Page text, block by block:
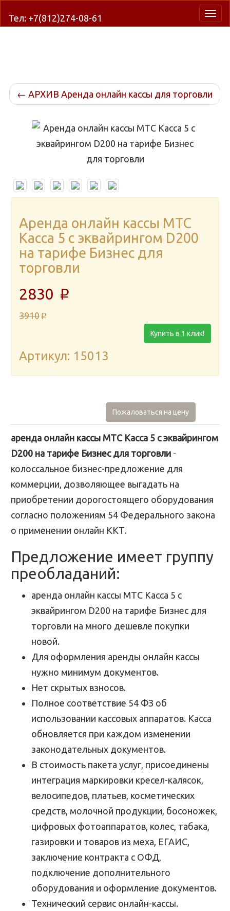
Тел: +7(812)274-08-61
← АРХИВ Аренда онлайн кассы для торговли
Аренда онлайн кассы МТС
Касса 5 с эквайрингом D200
на тарифе Бизнес для
торговли
2830 p
3910 p
Купить в 1 клик!
Артикул: 15013
Пожаловаться на цену
аренда онлайн кассы МТС Касса 5 с эквайрингом
D200 на тарифе Бизнес для торговли -
колоссальное бизнес-предложение для
коммерции, дозволяющее выгадать на
приобретении дорогостоящего оборудования
согласно положениям 54 Федерального закона
о применении онлайн ККТ.
Предложение имеет группу
преобладаний:
аренда онлайн кассы МТС Касса 5 с
эквайрингом D200 на тарифе Бизнес для
торговли на много дешевле покупки
новой.
Для оформления аренды онлайн кассы
нужно минимум документов.
Нет скрытых взносов.
Полное соответствие 54 ФЗ об
использовании кассовых аппаратов. Касса
обновляется при каждом изменении
законодательных документов.
В стоимость пакета услуг, присоединены
интеграция маркировки кресел-калясок,
велосипедов, платьев, косметических
средств, молочной продукции, босоножек,
цифровых фотоаппаратов, колес, табака,
газировки и товаров из меха, ЕГАИС,
заключение контракта с ОФД,
подключение дополнительного
оборудования и оформление документов.
Технический сервис онлайн-кассы.